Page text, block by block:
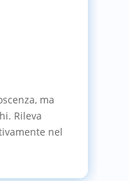
ma
Rileva
nel